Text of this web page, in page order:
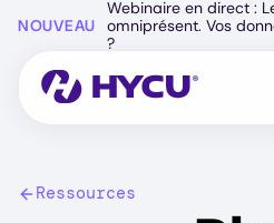
content
NOUVEAU
Webinaire en direct :
omniprésent. Vos
?
Ressources